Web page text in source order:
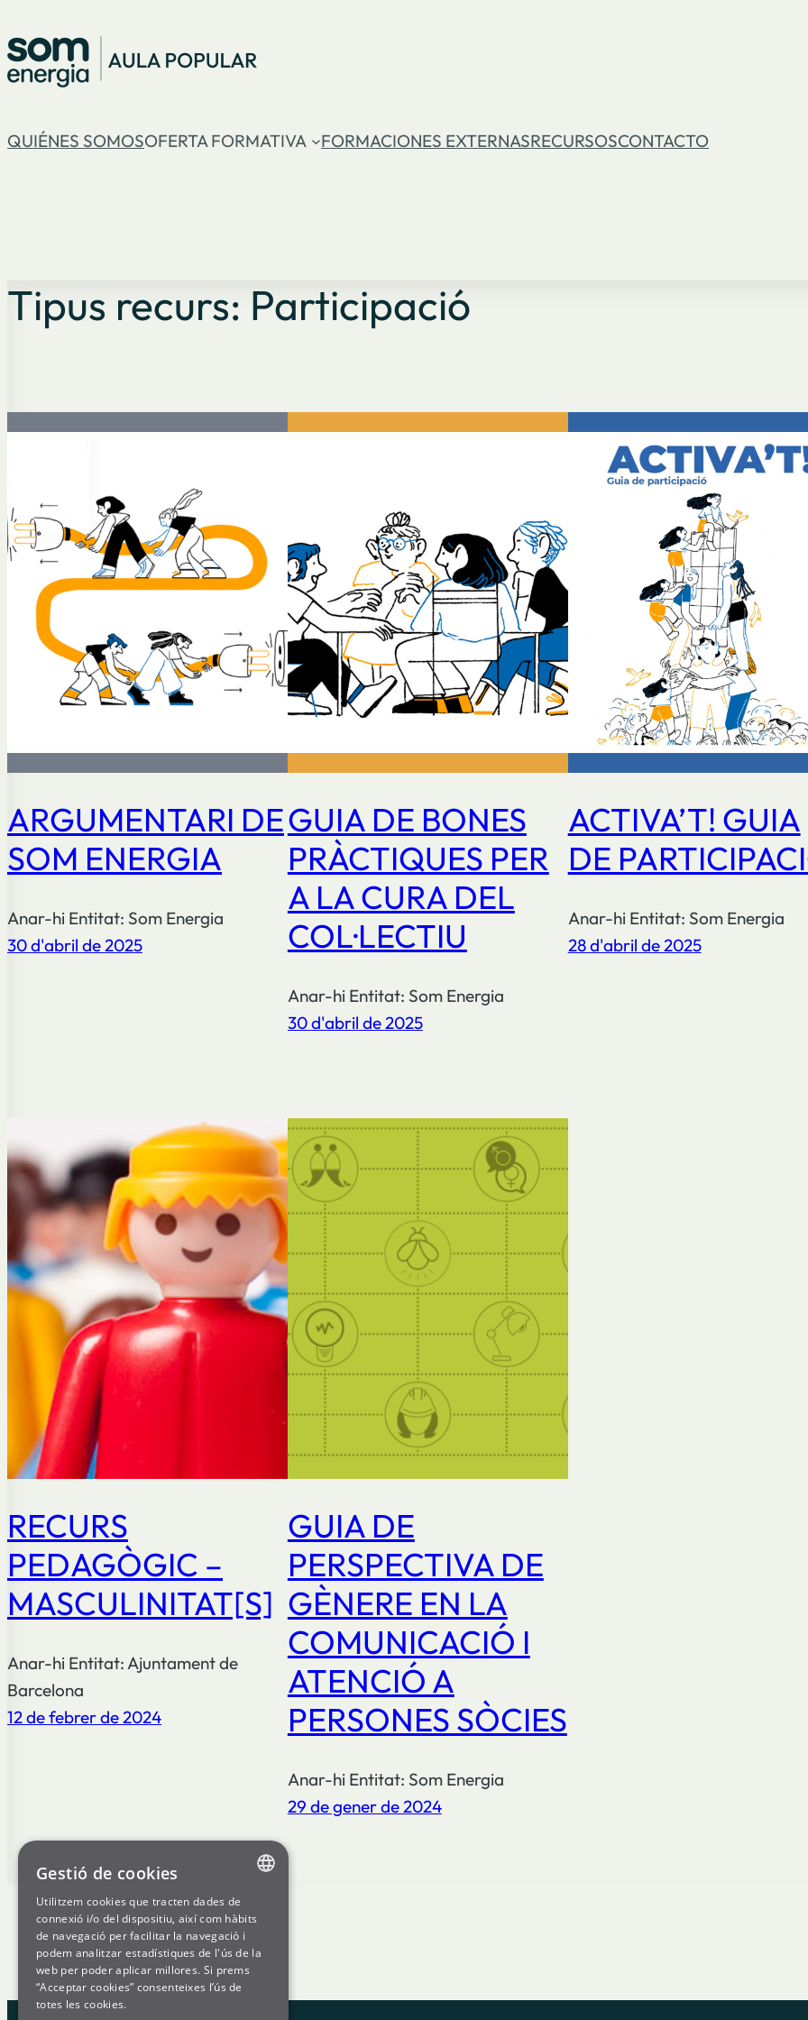
al
contingut
QUIÉNES SOMOSOFERTA FORMATIVA FORMACIONES EXTERNASRECURSOSCONTACTO
Tipus recurs: Participació
ARGUMENTARI DE
SOM ENERGIA
Anar-hi Entitat: Som Energia
30 d'abril de 2025
GUIA DE BONES
PRÀCTIQUES PER
A LA CURA DEL
COL·LECTIU
Anar-hi Entitat: Som Energia
30 d'abril de 2025
ACTIVA’T! GUIA
DE
Anar-hi Entitat: Som Energia
28 d'abril de 2025
RECURS
PEDAGÒGIC –
MASCULINITAT[S]
Anar-hi Entitat: Ajuntament de
Barcelona
12 de febrer de 2024
GUIA DE
PERSPECTIVA DE
GÈNERE EN LA
COMUNICACIÓ I
ATENCIÓ A
PERSONES SÒCIES
Anar-hi Entitat: Som Energia
29 de gener de 2024
ENGLISH
SPANISH
GL
Gestió de cookies
Utilitzem cookies que tracten dades de
connexió i/o del dispositiu, així com hàbits
de navegació per facilitar la navegació i
podem analitzar estadístiques de l'ús de la
web per poder aplicar millores. Si prems
“Acceptar cookies” consenteixes l’ús de
totes les cookies.